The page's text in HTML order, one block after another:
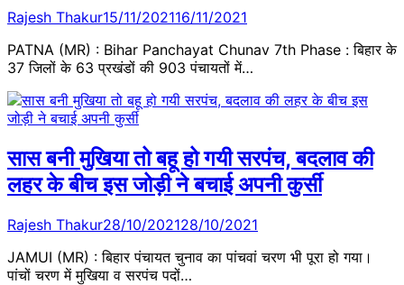
Rajesh Thakur15/11/202116/11/2021
PATNA (MR) : Bihar Panchayat Chunav 7th Phase : बिहार के
37 जिलों के 63 प्रखंडों की 903 पंचायतों में…
सास बनी मुखिया तो बहू हो गयी सरपंच, बदलाव की
लहर के बीच इस जोड़ी ने बचाई अपनी कुर्सी
Rajesh Thakur28/10/202128/10/2021
JAMUI (MR) : बिहार पंचायत चुनाव का पांचवां चरण भी पूरा हो गया।
पांचों चरण में मुखिया व सरपंच पदों…